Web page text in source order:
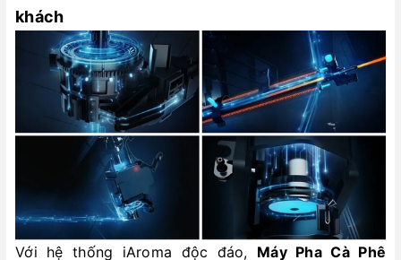
khách
Với hệ thống iAroma độc đáo, Máy Pha Cà Phê